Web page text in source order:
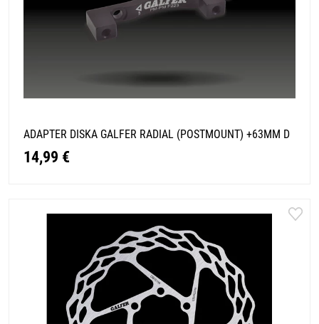
ADAPTER DISKA GALFER RADIAL (POSTMOUNT) +63MM D
14,99 €